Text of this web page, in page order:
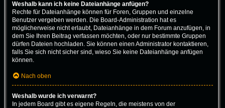
Weshalb kann ich keine Dateianhänge anfügen?
Rechte für Dateianhänge können für Foren, Gruppen und einzelne
Benutzer vergeben werden. Die Board-Administration hat es
möglicherweise nicht erlaubt, Dateianhänge in dem Forum anzufügen, in
dem Sie Ihren Beitrag verfassen möchten, oder nur bestimmte Gruppen
dürfen Dateien hochladen. Sie können einen Administrator kontaktieren,
falls Sie sich nicht sicher sind, wieso Sie keine Dateianhänge anfügen
können.
Nach oben
Weshalb wurde ich verwarnt?
In jedem Board gibt es eigene Regeln, die meistens von der